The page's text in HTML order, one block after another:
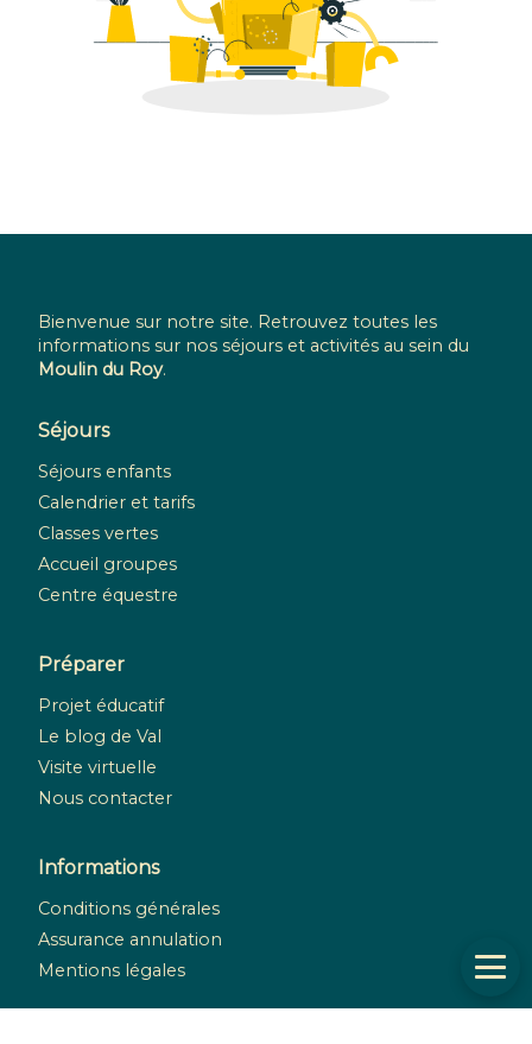
Bienvenue sur notre site. Retrouvez toutes les
informations sur nos séjours et activités au sein du
Moulin du Roy.
Séjours
Séjours enfants
Calendrier et tarifs
Classes vertes
Accueil groupes
Centre équestre
Préparer
Projet éducatif
Le blog de Val
Visite virtuelle
Nous contacter
Informations
Conditions générales
Assurance annulation
Mentions légales